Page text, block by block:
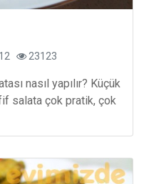
23123
nasıl yapılır? Küçük
salata çok pratik, çok